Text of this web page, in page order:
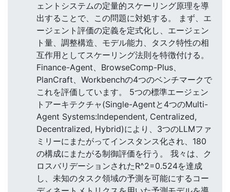
ェントシステムの定量的スケーリング原理を導
出することで、この問題に対処する。 まず、エ
ージェント評価の定義を定式化し、エージェン
ト量、調整構造、モデル能力、タスク特性の相
互作用としてスケーリング法則を特徴付ける。
Finance-Agent、BrowseComp-Plus、
PlanCraft、Workbenchの4つのベンチマークで
これを評価しています。 5つの標準エージェン
トアーキテクチャ(Single-Agentと4つのMulti-
Agent Systems:Independent, Centralized,
Decentralized, Hybrid)により、3つのLLMファ
ミリーにまたがってインスタンス化され、180
の構成にまたがる制御評価を行う。 我々は、ク
ロスバリデーションされたR^2=0.524を達成
し、未知のタスク領域の予測を可能にするコー